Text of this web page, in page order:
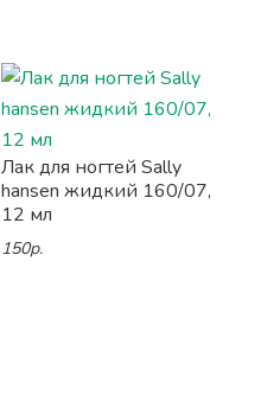
Лак для ногтей Sally
hansen жидкий 160/07,
12 мл
150р.